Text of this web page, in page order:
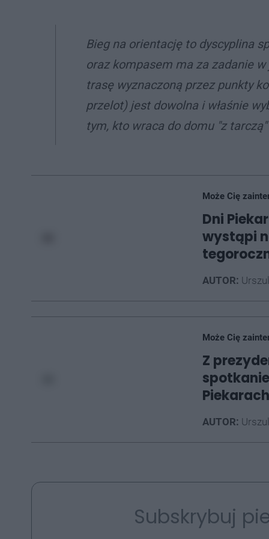
Bieg na orientację to dyscyplina
oraz kompasem ma za zadanie
trasę wyznaczoną przez punkty
przelot) jest dowolna i właśnie
tym, kto wraca do domu "z
Może Cię
Dni
wystąpi
AUTOR:
Może Cię
Z
AUTOR:
Subskrybuj